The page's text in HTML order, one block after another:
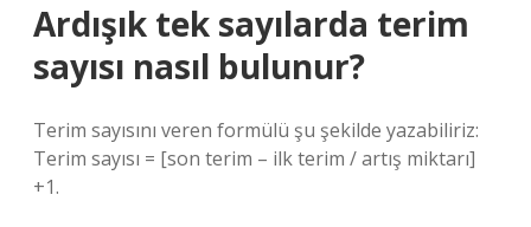
Ardışık tek sayılarda terim
sayısı nasıl bulunur?
Terim sayısını veren formülü şu şekilde yazabiliriz:
Terim sayısı = [son terim – ilk terim / artış miktarı]
+1.